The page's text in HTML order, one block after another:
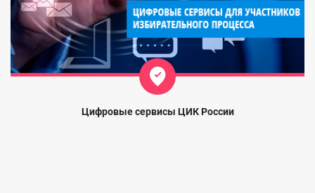
Цифровые сервисы ЦИК России